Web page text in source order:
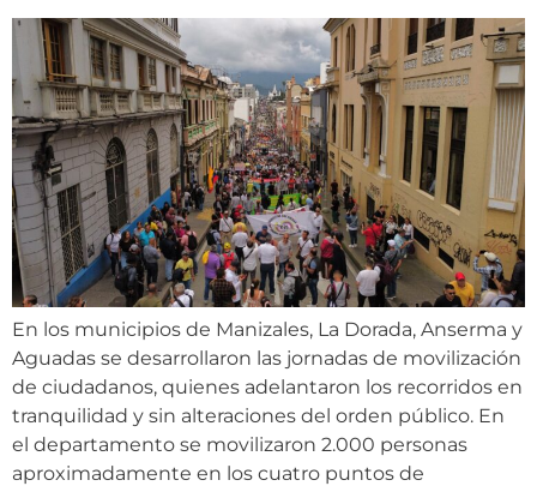
En los municipios de Manizales, La Dorada, Anserma y
Aguadas se desarrollaron las jornadas de movilización
de ciudadanos, quienes adelantaron los recorridos en
tranquilidad y sin alteraciones del orden público. En
el departamento se movilizaron 2.000 personas
aproximadamente en los cuatro puntos de